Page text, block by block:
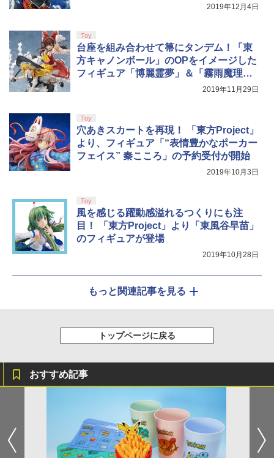
2019年12月4日
Toy
台座を組み合わせて箒にタンデム！「東
方キャノンボール」のOPをイメージした
フィギュア「博麗霊夢」＆「霧雨魔理
2019年11月29日
Toy
穴あきスカートを再現！ 「東方Project」
より、フィギュア「“表情豊かなポーカー
フェイス” 秦こころ」の予約受付が開始
2019年10月3日
Toy
風を感じる躍動感溢れるつくりにも注
目！ 「東方Project」より「東風谷早苗」
のフィギュアが登場
2019年10月28日
もっと関連記事を見る
トップページに戻る
おすすめ記事